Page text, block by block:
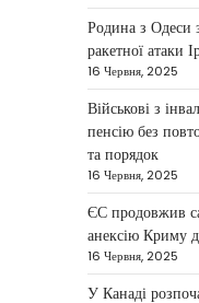
Сході,
Схід
Родина з Одеси
ракетної атаки
16 Червня, 2025
Військові з
пенсію без
та порядок
16 Червня, 2025
ЄС продовжив
анексію Криму
16 Червня, 2025
У Канаді